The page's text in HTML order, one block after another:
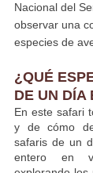
Nacional del
observar una
especies de
¿QUÉ
DE UN DÍA
En este safari
y de cómo
safaris de un
entero en